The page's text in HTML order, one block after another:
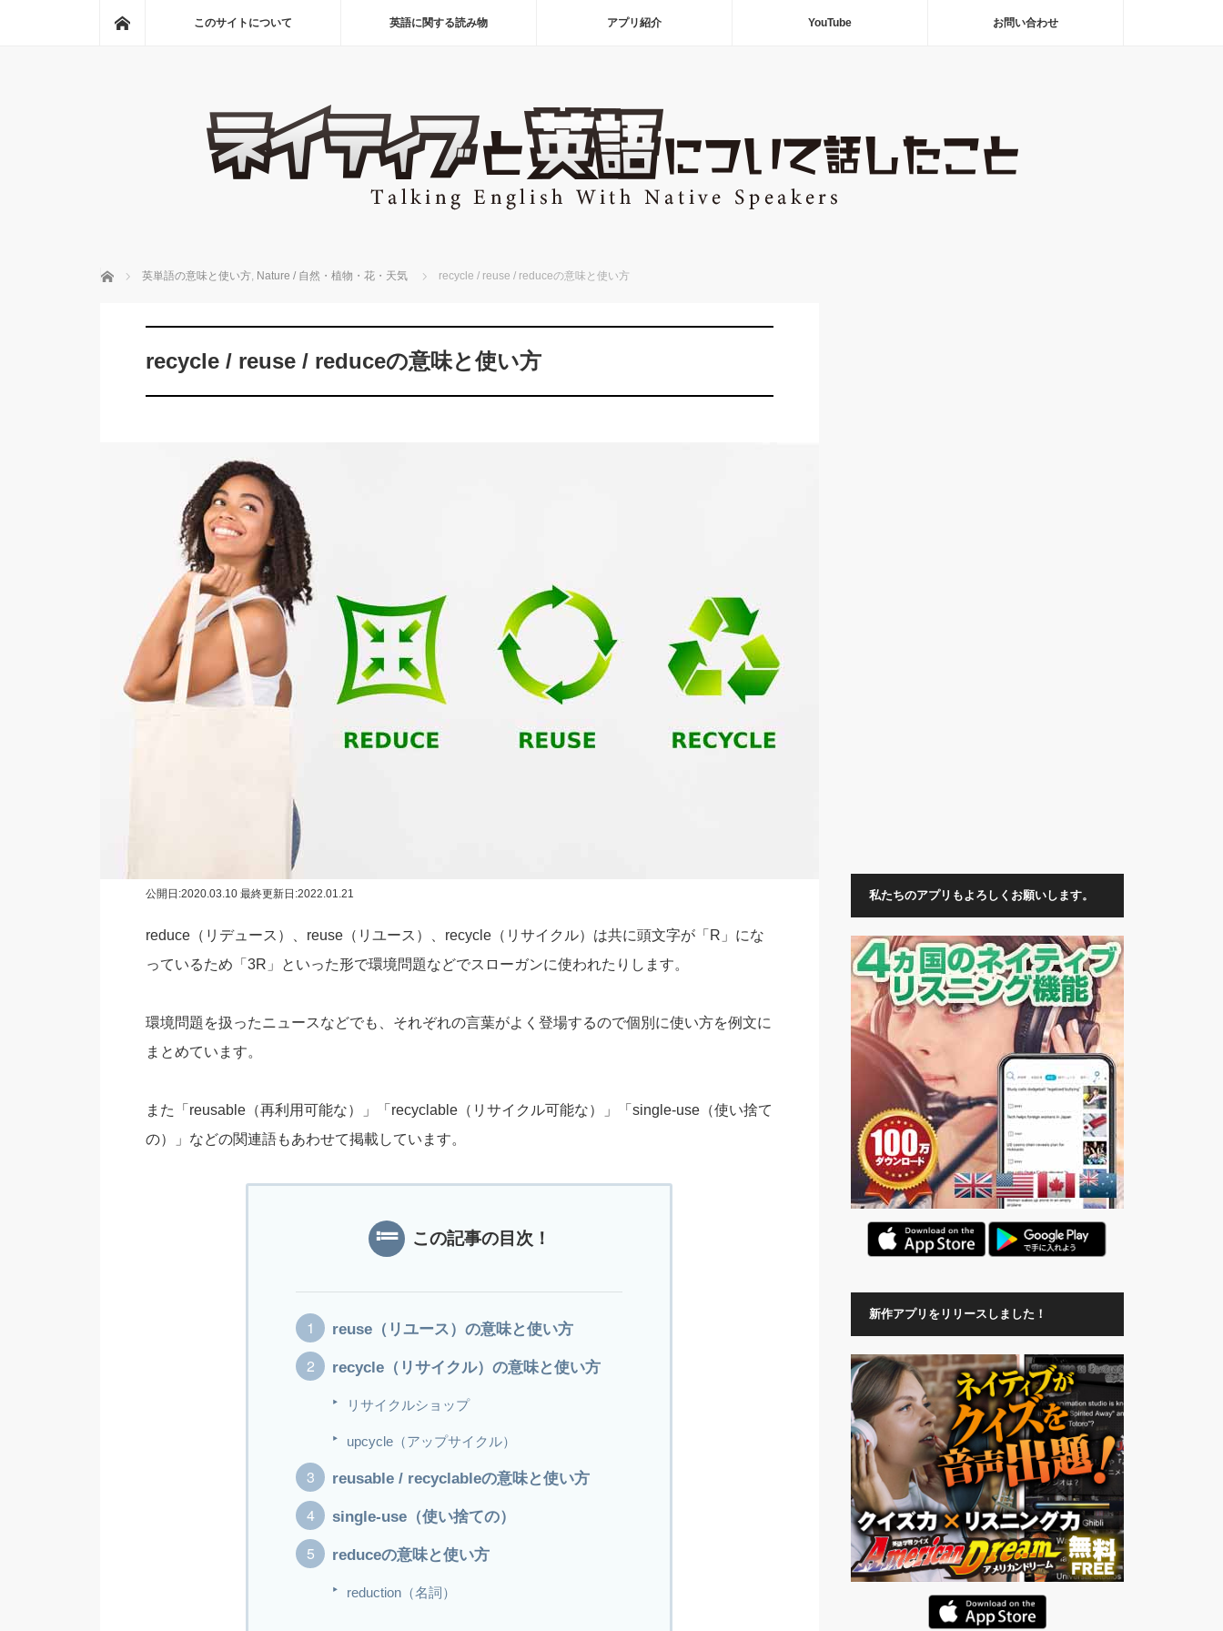
このサイトについて 英語に関する読み物 アプリ紹介 YouTube お問い合わせ
ホーム 英単語の意味と使い方, Nature / 自然・植物・花・天気 recycle / reuse / reduceの意味と使い方
recycle / reuse / reduceの意味と使い方
公開日:2020.03.10最終更新日:2022.01.21
reduce（リデュース）、reuse（リユース）、recycle（リサイクル）は共に頭文字が「R」にな
っているため「3R」といった形で環境問題などでスローガンに使われたりします。
環境問題を扱ったニュースなどでも、それぞれの言葉がよく登場するので個別に使い方を例文に
まとめています。
また「reusable（再利用可能な）」「recyclable（リサイクル可能な）」「single-use（使い捨て
の）」などの関連語もあわせて掲載しています。
この記事の目次！
reuse（リユース）の意味と使い方
recycle（リサイクル）の意味と使い方
リサイクルショップ
upcycle（アップサイクル）
reusable / recyclableの意味と使い方
single-use（使い捨ての）
reduceの意味と使い方
reduction（名詞）
私たちのアプリもよろしくお願いします。
新作アプリをリリースしました！